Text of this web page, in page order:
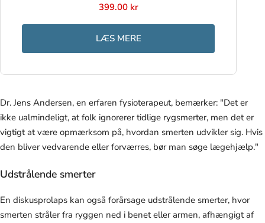
399.00 kr
LÆS MERE
Dr. Jens Andersen, en erfaren fysioterapeut, bemærker: "Det er
ikke ualmindeligt, at folk ignorerer tidlige rygsmerter, men det er
vigtigt at være opmærksom på, hvordan smerten udvikler sig. Hvis
den bliver vedvarende eller forværres, bør man søge lægehjælp."
Udstrålende smerter
En diskusprolaps kan også forårsage udstrålende smerter, hvor
smerten stråler fra ryggen ned i benet eller armen, afhængigt af